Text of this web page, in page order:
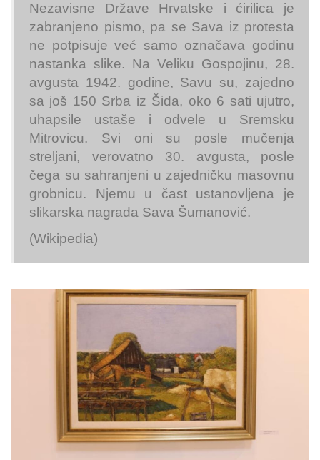
Nezavisne Države Hrvatske i ćirilica je
zabranjeno pismo, pa se Sava iz protesta
ne potpisuje već samo označava godinu
nastanka slike. Na Veliku Gospojinu, 28.
avgusta 1942. godine, Savu su, zajedno
sa još 150 Srba iz Šida, oko 6 sati ujutro,
uhapsile ustaše i odvele u Sremsku
Mitrovicu. Svi oni su posle mučenja
streljani, verovatno 30. avgusta, posle
čega su sahranjeni u zajedničku masovnu
grobnicu. Njemu u čast ustanovljena je
slikarska nagrada Sava Šumanović.
(Wikipedia)